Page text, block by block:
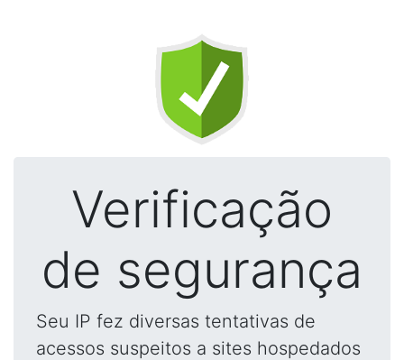
Verificação
de segurança
Seu IP fez diversas tentativas de
acessos suspeitos a sites hospedados